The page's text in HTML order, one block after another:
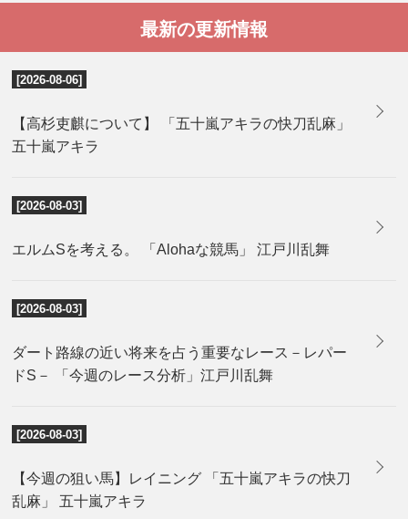
最新の更新情報
[2026-08-06]
【高杉吏麒について】 「五十嵐アキラの快刀乱麻」
五十嵐アキラ
[2026-08-03]
エルムSを考える。 「Alohaな競馬」 江戸川乱舞
[2026-08-03]
ダート路線の近い将来を占う重要なレース－レパー
ドS－ 「今週のレース分析」江戸川乱舞
[2026-08-03]
【今週の狙い馬】レイニング 「五十嵐アキラの快刀
乱麻」 五十嵐アキラ